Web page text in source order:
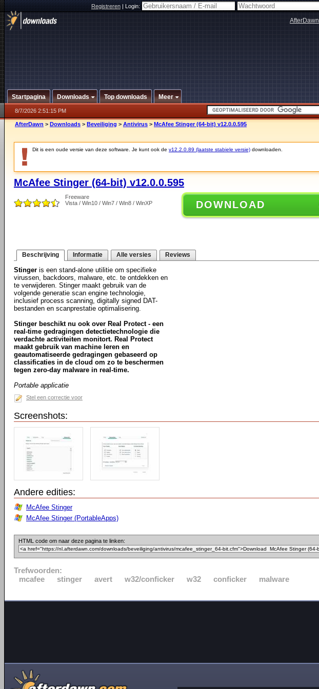
Registreren|Login:
AfterDawn
Startpagina Downloads Top downloads Meer
8/7/2026 2:51:15 PM
AfterDawn > Downloads > Beveiliging > Antivirus > McAfee Stinger (64-bit) v12.0.0.595
Dit is een oude versie van deze software. Je kunt ook de v12.2.0.89 (laatste stabiele versie) downloaden.
McAfee Stinger (64-bit) v12.0.0.595
Freeware
Vista / Win10 / Win7 / Win8 / WinXP
DOWNLOAD
Beschrijving Informatie Alle versies Reviews
Stinger is een stand-alone utilitie om specifieke
virussen, backdoors, malware, etc. te ontdekken en
te verwijderen. Stinger maakt gebruik van de
volgende generatie scan engine technologie,
inclusief process scanning, digitally signed DAT-
bestanden en scanprestatie optimalisering.
Stinger beschikt nu ook over Real Protect - een
real-time gedragingen detectietechnologie die
verdachte activiteiten monitort. Real Protect
maakt gebruik van machine leren en
geautomatiseerde gedragingen gebaseerd op
classificaties in de cloud om zo te beschermen
tegen zero-day malware in real-time.
Portable applicatie
Stel een correctie voor
Screenshots:
Andere edities:
McAfee Stinger
McAfee Stinger (PortableApps)
HTML code om naar deze pagina te linken:
Trefwoorden:
mcafee
stinger avert w32/conficker w32 conficker malware